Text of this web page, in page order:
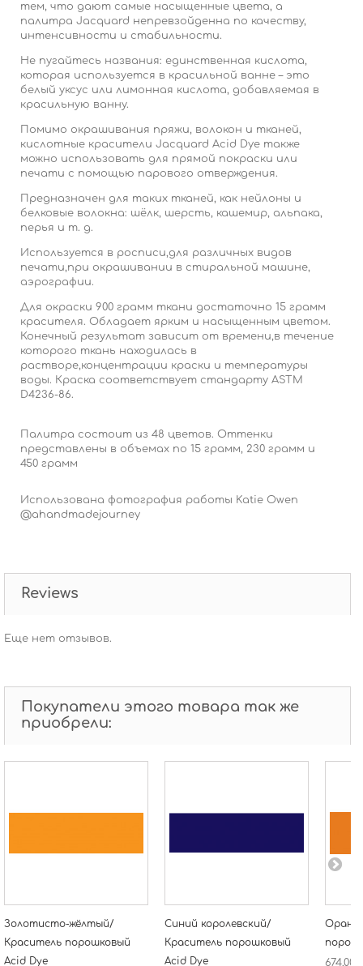
тем, что дают самые насыщенные цвета, а
палитра Jacquard непревзойденна по качеству,
интенсивности и стабильности.
Не пугайтесь названия: единственная кислота,
которая используется в красильной ванне – это
белый уксус или лимонная кислота, добавляемая в
красильную ванну.
Помимо окрашивания пряжи, волокон и тканей,
кислотные красители Jacquard Acid Dye также
можно использовать для прямой покраски или
печати с помощью парового отверждения.
Предназначен для таких тканей, как нейлоны и
белковые волокна: шёлк, шерсть, кашемир, альпака,
перья и т. д.
Используется в росписи,для различных видов
печати,при окрашивании в стиральной машине,
аэрографии.
Для окраски 900 грамм ткани достаточно 15 грамм
красителя. Обладает ярким и насыщенным цветом.
Конечный результат зависит от времени,в течение
которого ткань находилась в
растворе,концентрации краски и температуры
воды. Краска соответствует стандарту АSTM
D4236-86.
Палитра состоит из 48 цветов. Оттенки
представлены в объемах по 15 грамм, 230 грамм и
450 грамм
Использована фотография работы Katie Owen
@ahandmadejourney
Reviews
Еще нет отзывов.
Покупатели этого товара так же
приобрели:
Золотисто-жёлтый/
Краситель порошковый
Acid Dye
Синий королевский/
Краситель порошковый
Acid Dye
674,00